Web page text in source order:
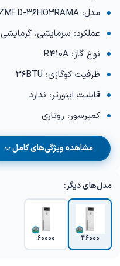
مدل: ZMFD-36HO3RAMA
عملکرد: سرمایشی، گرمایشی
نوع گاز: R410A
ظرفیت کوگازی: 36BTU
قابلیت اینورتر: ندارد
کمپرسور: روتاری
مشاهده ویژگی‌های کامل
مدل‌های دیگر:
36000
60000